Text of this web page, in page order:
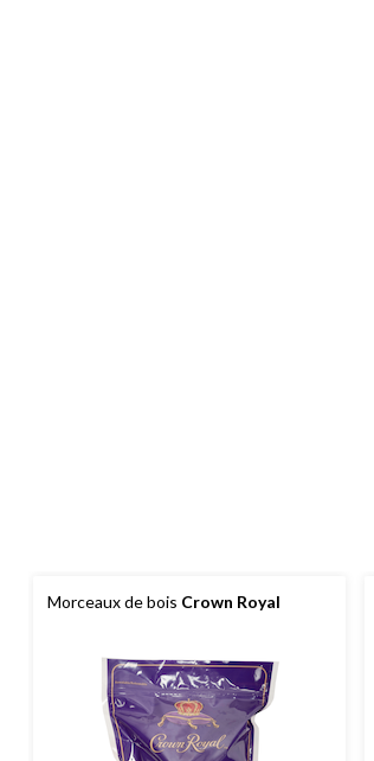
Morceaux de bois Crown Royal